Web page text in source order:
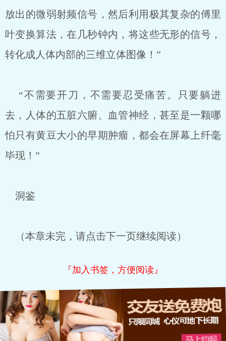
放出的微弱射频信号，然后利用极其复杂的傅里
叶变换算法，在几秒钟内，将这些无形的信号，
转化成人体内部的三维立体图像！”
“不需要开刀，不需要忍受痛苦。只要躺进
去，人体的五脏六腑、血管神经，甚至是一颗哪
怕只有黄豆大小的早期肿瘤，都会在屏幕上纤毫
毕现！”
洞鉴
（本章未完，请点击下一页继续阅读）
『加入书签，方便阅读』